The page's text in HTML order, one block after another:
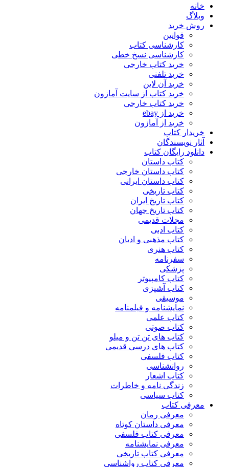
خانه
وبلاگ
روش خرید
قوانین
کارشناسی کتاب
کارشناسی نسخ خطی
خرید کتاب خارجی
خرید تلفنی
خرید آن لاین
خرید کتاب از سایت آمازون
خرید کتاب خارجی
خرید از ebay
خرید از آمازون
خریدار کتاب
آثار نویسندگان
دانلود رایگان کتاب
کتاب داستان
کتاب داستان خارجی
کتاب داستان ایرانی
کتاب تاریخی
کتاب تاریخ ایران
کتاب تاریخ جهان
مجلات قدیمی
کتاب ادبی
کتاب مذهبی و ادیان
کتاب هنری
سفرنامه
پزشکی
کتاب کامپیوتر
کتاب آشپزی
موسیقی
نمایشنامه و فیلمنامه
کتاب علمی
کتاب صوتی
کتاب های تن تن و میلو
کتاب های درسی قدیمی
کتاب فلسفی
روانشناسی
کتاب اشعار
زندگی نامه و خاطرات
کتاب سیاسی
معرفی کتاب
معرفی رمان
معرفی داستان کوتاه
معرفی کتاب فلسفی
معرفی نمایشنامه
معرفی کتاب تاریخی
معرفی کتاب رواشناسی